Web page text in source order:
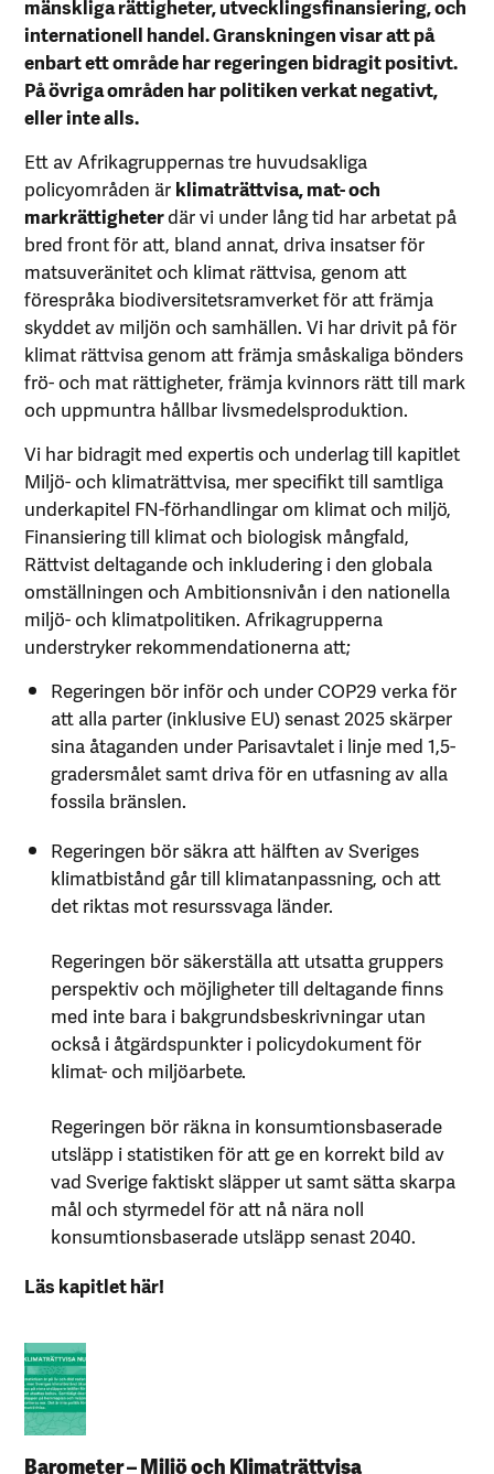
mänskliga rättigheter, utvecklingsfinansiering, och
internationell handel. Granskningen visar att på
enbart ett område har regeringen bidragit positivt.
På övriga områden har politiken verkat negativt,
eller inte alls.
Ett av Afrikagruppernas tre huvudsakliga
policyområden är klimaträttvisa, mat- och
markrättigheterdär vi under lång tid har arbetat på
bred front för att, bland annat, driva insatser för
matsuveränitet och klimat rättvisa, genom att
förespråka biodiversitetsramverket för att främja
skyddet av miljön och samhällen. Vi har drivit på för
klimat rättvisa genom att främja småskaliga bönders
frö- och mat rättigheter, främja kvinnors rätt till mark
och uppmuntra hållbar livsmedelsproduktion.
Vi har bidragit med expertis och underlag till kapitlet
Miljö- och klimaträttvisa, mer specifikt till samtliga
underkapitel FN-förhandlingar om klimat och miljö,
Finansiering till klimat och biologisk mångfald,
Rättvist deltagande och inkludering i den globala
omställningen och Ambitionsnivån i den nationella
miljö- och klimatpolitiken. Afrikagrupperna
understryker rekommendationerna att;
Regeringen bör inför och under COP29 verka för
att alla parter (inklusive EU) senast 2025 skärper
sina åtaganden under Parisavtalet i linje med 1,5-
gradersmålet samt driva för en utfasning av alla
fossila bränslen.
Regeringen bör säkra att hälften av Sveriges
klimatbistånd går till klimatanpassning, och att
det riktas mot resurssvaga länder.
Regeringen bör säkerställa att utsatta gruppers
perspektiv och möjligheter till deltagande finns
med inte bara i bakgrundsbeskrivningar utan
också i åtgärdspunkter i policydokument för
klimat- och miljöarbete.
Regeringen bör räkna in konsumtionsbaserade
utsläpp i statistiken för att ge en korrekt bild av
vad Sverige faktiskt släpper ut samt sätta skarpa
mål och styrmedel för att nå nära noll
konsumtionsbaserade utsläpp senast 2040.
Läs kapitlet här!
Barometer – Miljö och Klimaträttvisa